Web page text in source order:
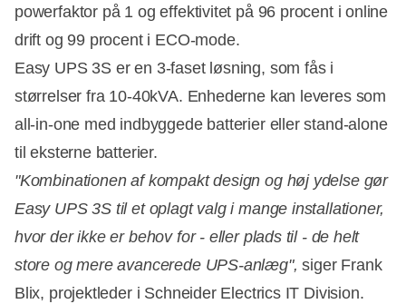
powerfaktor på 1 og effektivitet på 96 procent i online
drift og 99 procent i ECO-mode.
Easy UPS 3S er en 3-faset løsning, som fås i
størrelser fra 10-40kVA. Enhederne kan leveres som
all-in-one med indbyggede batterier eller stand-alone
til eksterne batterier.
"Kombinationen af kompakt design og høj ydelse gør
Easy UPS 3S til et oplagt valg i mange installationer,
hvor der ikke er behov for - eller plads til - de helt
store og mere avancerede UPS-anlæg", siger Frank
Blix, projektleder i Schneider Electrics IT Division.